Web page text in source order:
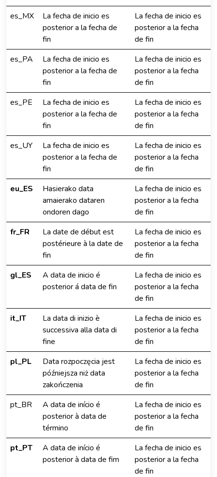
es_MX
La fecha de inicio es
posterior a la fecha de
fin
La fecha de inicio es
posterior a la fecha
de fin
es_PA
La fecha de inicio es
posterior a la fecha de
fin
La fecha de inicio es
posterior a la fecha
de fin
es_PE
La fecha de inicio es
posterior a la fecha de
fin
La fecha de inicio es
posterior a la fecha
de fin
es_UY
La fecha de inicio es
posterior a la fecha de
fin
La fecha de inicio es
posterior a la fecha
de fin
eu_ES
Hasierako data
amaierako dataren
ondoren dago
La fecha de inicio es
posterior a la fecha
de fin
fr_FR
La date de début est
postérieure à la date de
fin
La fecha de inicio es
posterior a la fecha
de fin
gl_ES
A data de inicio é
posterior á data de fin
La fecha de inicio es
posterior a la fecha
de fin
it_IT
La data di inizio è
successiva alla data di
fine
La fecha de inicio es
posterior a la fecha
de fin
pl_PL
Data rozpoczęcia jest
późniejsza niż data
zakończenia
La fecha de inicio es
posterior a la fecha
de fin
pt_BR
A data de início é
posterior à data de
término
La fecha de inicio es
posterior a la fecha
de fin
pt_PT
A data de início é
posterior à data de fim
La fecha de inicio es
posterior a la fecha
de fin